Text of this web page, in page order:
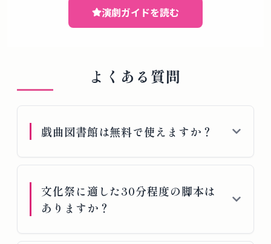
演劇ガイドを読む
よくある質問
戯曲図書館は無料で使えますか？
文化祭に適した30分程度の脚本は
ありますか？